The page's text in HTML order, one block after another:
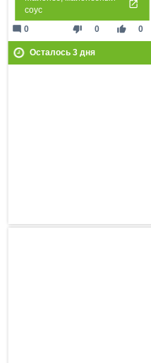
соус
thumb_down 0 thumb_up 0
mode_comment 0
Осталось 3дня